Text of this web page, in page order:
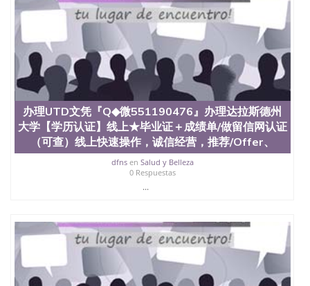
办理UTD文凭『Q◆微551190476』办理达拉斯德州
大学【学历认证】线上★毕业证＋成绩单/做留信网认证
（可查）线上快速操作，诚信经营，推荐/Offer、
dfnsen Salud y Belleza
0 Respuestas
...